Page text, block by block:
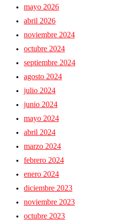
mayo 2026
abril 2026
noviembre 2024
octubre 2024
septiembre 2024
agosto 2024
julio 2024
junio 2024
mayo 2024
abril 2024
marzo 2024
febrero 2024
enero 2024
diciembre 2023
noviembre 2023
octubre 2023